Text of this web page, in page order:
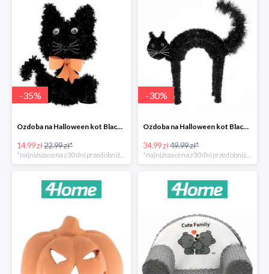
-35%
Ozdoba na Halloween kot Blackie -35%
14.99 zł22.99 zł*
-30%
Ozdoba na Halloween kot Black -35%
34.99 zł49.99 zł*